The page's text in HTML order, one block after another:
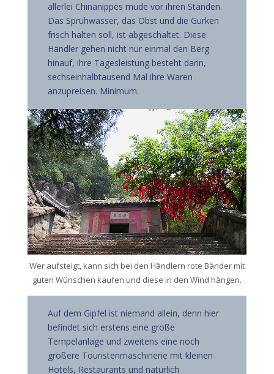
allerlei Chinanippes müde vor ihren Ständen.
Das Sprühwasser, das Obst und die Gurken
frisch halten soll, ist abgeschaltet. Diese
Händler gehen nicht nur einmal den Berg
hinauf, ihre Tagesleistung besteht darin,
sechseinhalbtausend Mal ihre Waren
anzupreisen. Minimum.
Wer aufsteigt, kann sich bei den Händlern rote Bänder mit
guten Wünschen kaufen und diese in den Wind hängen.
Auf dem Gipfel ist niemand allein, denn hier
befindet sich erstens eine große
Tempelanlage und zweitens eine noch
größere Touristenmaschinerie mit kleinen
Hotels, Restaurants und natürlich